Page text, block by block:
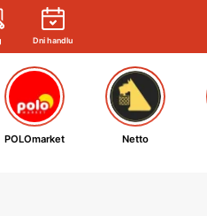
Dni handlu
POLOmarket Netto